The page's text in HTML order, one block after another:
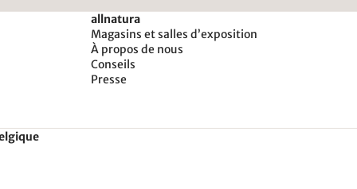
allnatura
Magasins et salles d’exposition
À propos de nous
Conseils
Presse